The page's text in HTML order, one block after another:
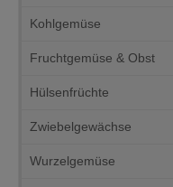
Kohlgemüse
Fruchtgemüse & Obst
Hülsenfrüchte
Zwiebelgewächse
Wurzelgemüse